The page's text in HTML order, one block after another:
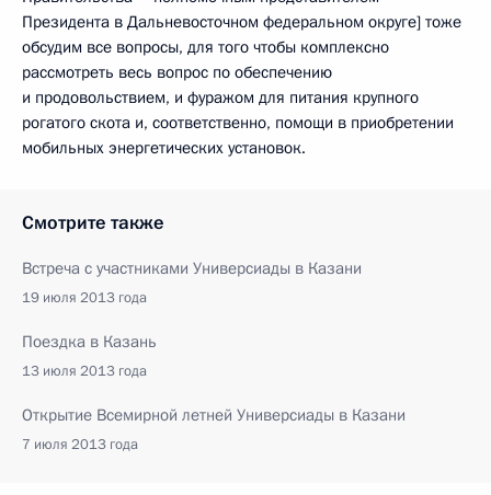
Президента в Дальневосточном федеральном округе] тоже
обсудим все вопросы, для того чтобы комплексно
рассмотреть весь вопрос по обеспечению
и продовольствием, и фуражом для питания крупного
рогатого скота и, соответственно, помощи в приобретении
мобильных энергетических установок.
Смотрите также
Встреча с участниками Универсиады в Казани
19 июля 2013 года
Поездка в Казань
13 июля 2013 года
Открытие Всемирной летней Универсиады в Казани
7 июля 2013 года